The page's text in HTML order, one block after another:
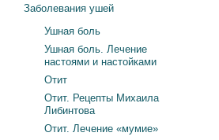
Заболевания ушей
Ушная боль
Ушная боль. Лечение
настоями и настойками
Отит
Отит. Рецепты Михаила
Либинтова
Отит. Лечение «мумие»